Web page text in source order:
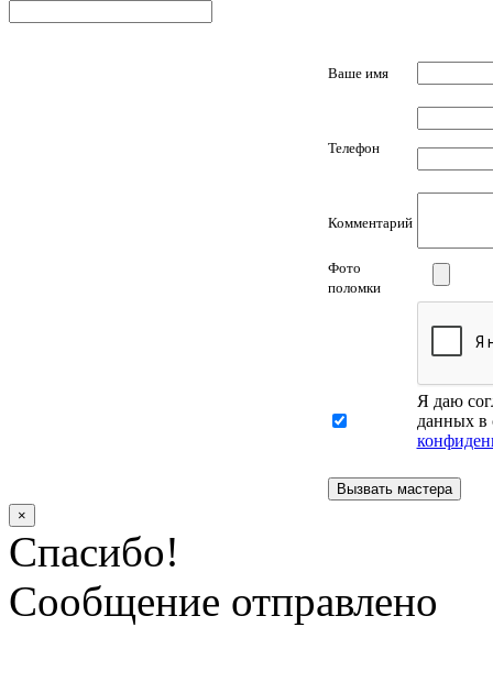
Ваше имя
Телефон
Комментарий
Фото
поломки
Я даю
данных в
×
Спасибо!
Сообщение отправлено